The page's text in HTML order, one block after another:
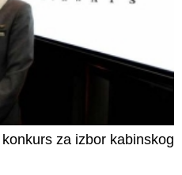
za izbor kabinskog